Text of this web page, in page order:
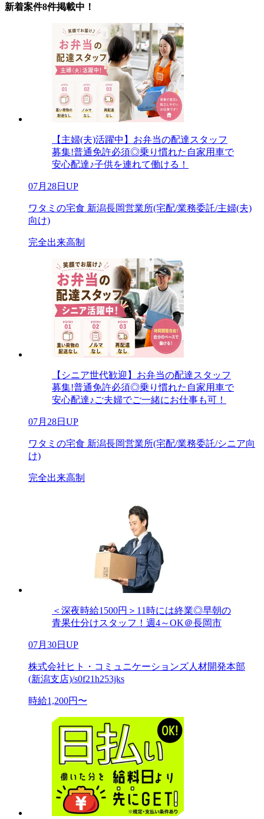
新着案件8件掲載中！
【主婦(夫)活躍中】お弁当の配達スタッフ
募集!普通免許必須◎乗り慣れた自家用車で
安心配達♪子供を連れて働ける！
07月28日UP
ワタミの宅食 新潟長岡営業所(宅配/業務委託/主婦(夫)
向け)
完全出来高制
【シニア世代歓迎】お弁当の配達スタッフ
募集!普通免許必須◎乗り慣れた自家用車で
安心配達♪ご夫婦でご一緒にお仕事も可！
07月28日UP
ワタミの宅食 新潟長岡営業所(宅配/業務委託/シニア向
け)
完全出来高制
＜深夜時給1500円＞11時には終業◎早朝の
青果仕分けスタッフ！週4～OK＠長岡市
07月30日UP
株式会社ヒト・コミュニケーションズ人材開発本部
(新潟支店)/s0f21h253jks
時給1,200円〜